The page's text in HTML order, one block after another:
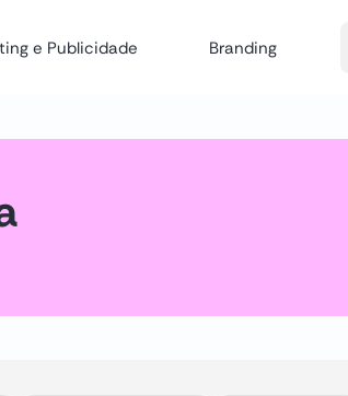
e Publicidade Branding